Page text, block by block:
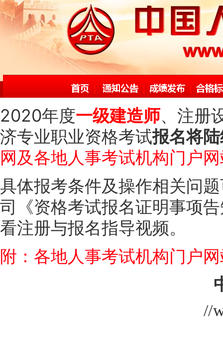
2020年度一级建造师、注册
济专业职业资格考试报名将
网及各地人事考试机构门户
具体报考条件及操作相关问
司《资格考试报名证明事项
看注册与报名指导视频。
附：各地人事考试机构门户
//